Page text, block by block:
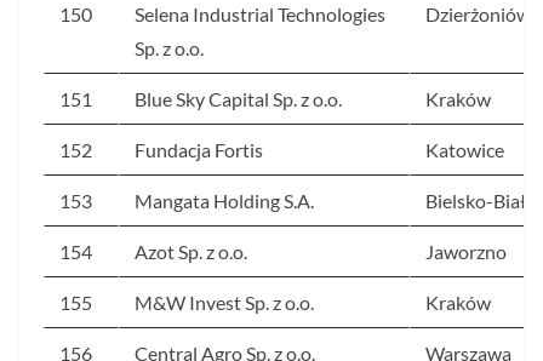
150
Selena Industrial Technologies
Sp. z o.o.
Dzierżoniów
151 Blue Sky Capital Sp. z o.o. Kraków
152 Fundacja Fortis Katowice
153 Mangata Holding S.A. Bielsko-Biała
154 Azot Sp. z o.o. Jaworzno
155 M&W Invest Sp. z o.o. Kraków
156 Central Agro Sp. z o.o. Warszawa